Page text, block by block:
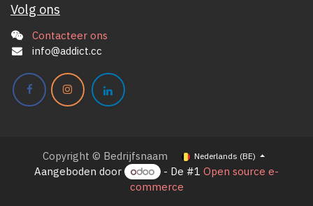
Volg ons
Contacteer ons
info@addict.cc
Copyright © Bedrijfsnaam Nederlands (BE)
Aangeboden door - De #1 Open source e-
commerce